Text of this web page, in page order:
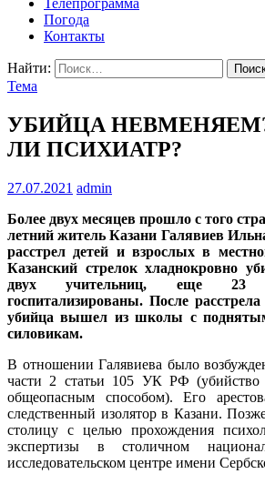
АГЕНТСТВО (КИА
«ВЕСТИ»)
Телепрограмма
Погода
Контакты
Найти:
Тема
УБИЙЦА
ЛИ ПСИХИАТР?
27.07.2021 admin
Более двух месяцев прошло с того
летний житель Казани Галявиев
расстрел детей и взрослых в
Казанский стрелок хладнокровно
двух учительниц, еще 23
госпитализированы. После
убийца вышел из школы с
силовикам.
В отношении Галявиева было
части 2 статьи 105 УК РФ
общеопасным способом). Его
следственный изолятор в Казани.
столицу с целью прохождения
экспертизы в столичном
исследовательском центре имени